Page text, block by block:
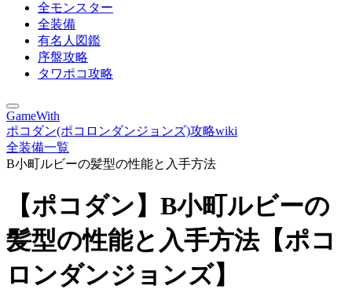
全モンスター
全装備
有名人図鑑
序盤攻略
タワポコ攻略
GameWith
ポコダン(ポコロンダンジョンズ)攻略wiki
全装備一覧
B小町ルビーの髪型の性能と入手方法
【ポコダン】B小町ルビーの
髪型の性能と入手方法【ポコ
ロンダンジョンズ】